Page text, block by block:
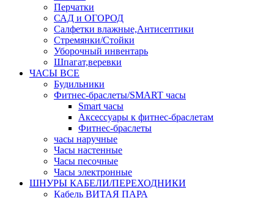
Перчатки
САД и ОГОРОД
Салфетки влажные,Антисептики
Стремянки/Стойки
Уборочный инвентарь
Шпагат,веревки
ЧАСЫ ВСЕ
Будильники
Фитнес-браслеты/SMART часы
Smart часы
Аксессуары к фитнес-браслетам
Фитнес-браслеты
часы наручные
Часы настенные
Часы песочные
Часы электронные
ШНУРЫ КАБЕЛИ/ПЕРЕХОДНИКИ
Кабель ВИТАЯ ПАРА